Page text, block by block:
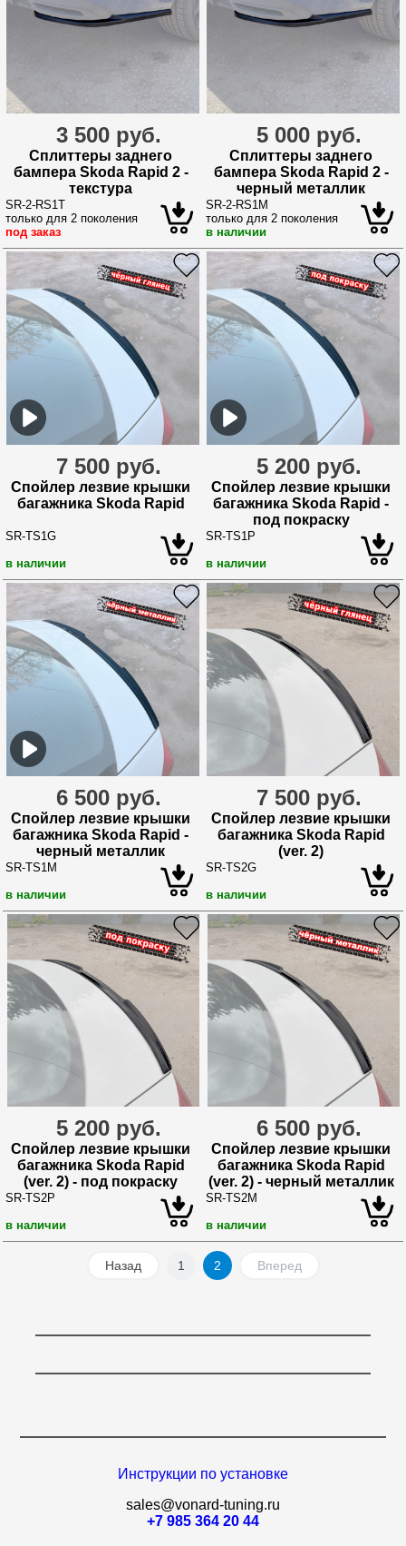
3 500 руб.
Сплиттеры заднего
бампера Skoda Rapid 2 -
текстура
SR-2-RS1T
только для 2 поколения
под заказ
5 000 руб.
Сплиттеры заднего
бампера Skoda Rapid 2 -
черный металлик
SR-2-RS1M
только для 2 поколения
в наличии
7 500 руб.
Спойлер лезвие крышки
багажника Skoda Rapid
SR-TS1G
в наличии
5 200 руб.
Спойлер лезвие крышки
багажника Skoda Rapid -
под покраску
SR-TS1P
в наличии
6 500 руб.
Спойлер лезвие крышки
багажника Skoda Rapid -
черный металлик
SR-TS1M
в наличии
7 500 руб.
Спойлер лезвие крышки
багажника Skoda Rapid
(ver. 2)
SR-TS2G
в наличии
5 200 руб.
Спойлер лезвие крышки
багажника Skoda Rapid
(ver. 2) - под покраску
SR-TS2P
в наличии
6 500 руб.
Спойлер лезвие крышки
багажника Skoda Rapid
(ver. 2) - черный металлик
SR-TS2M
в наличии
Назад 1 2 Вперед
Инструкции по установке
sales@vonard-tuning.ru
+7 985 364 20 44